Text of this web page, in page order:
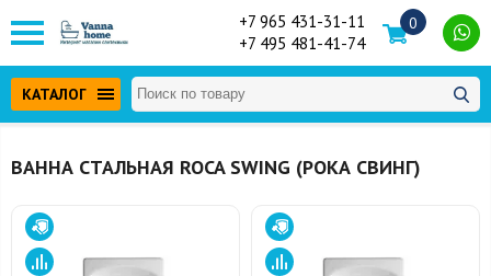
+7 965 431-31-11
+7 495 481-41-74
0
КАТАЛОГ
ВАННА СТАЛЬНАЯ ROCA SWING (РОКА СВИНГ)